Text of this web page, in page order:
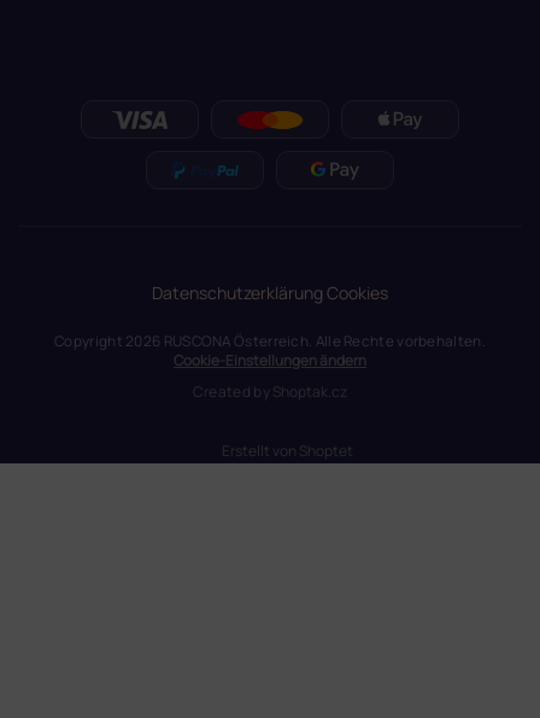
DatenschutzerklärungCookies
Erstellt von Shoptet
Copyright 2026 RUSCONA Österreich. Alle Rechte vorbehalten.
Cookie-Einstellungen ändern
Created byShoptak.cz